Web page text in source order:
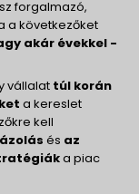
forgalmazó,
a következőket
akár évekkel -
vállalat túl korán
a kereslet
kell
és az
a piac